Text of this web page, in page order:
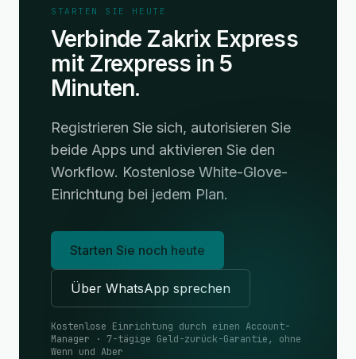
STARTEN SIE HEUTE
Verbinde Zakrix Express
mit Zrexpress in 5
Minuten.
Registrieren Sie sich, autorisieren Sie
beide Apps und aktivieren Sie den
Workflow. Kostenlose White-Glove-
Einrichtung bei jedem Plan.
Starten Sie noch heute
Über WhatsApp sprechen
Kostenlose Einrichtung durch einen Account-
Manager · 7-tägige Geld-zurück-Garantie, ohne
Wenn und Aber